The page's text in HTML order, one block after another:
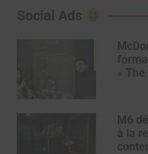
Social Ads
« The
M6
à la